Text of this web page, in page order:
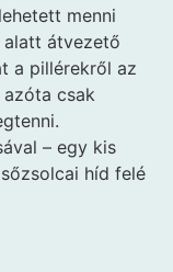
menni
alatt átvezető
a pillérekről az
csak
– egy kis
híd felé